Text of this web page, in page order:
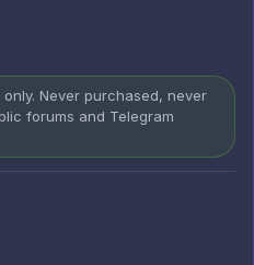
Never purchased, never
forums and Telegram